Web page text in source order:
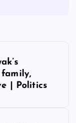
family,
| Politics